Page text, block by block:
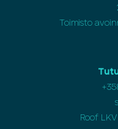
Toimisto
Roof